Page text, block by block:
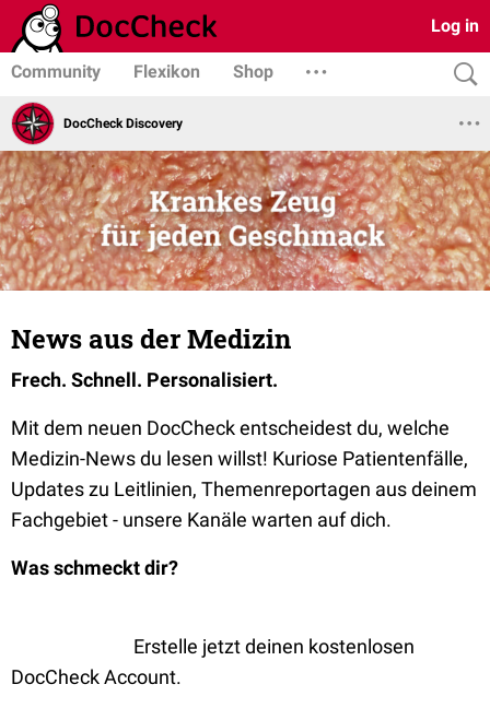
Log in
Community Flexikon Shop
DocCheck Discovery
News aus der Medizin
Frech. Schnell. Personalisiert.
Mit dem neuen DocCheck entscheidest du, welche
Medizin-News du lesen willst! Kuriose Patientenfälle,
Updates zu Leitlinien, Themenreportagen aus deinem
Fachgebiet - unsere Kanäle warten auf dich.
Was schmeckt dir?
Erstelle jetzt deinen kostenlosen
DocCheck Account.